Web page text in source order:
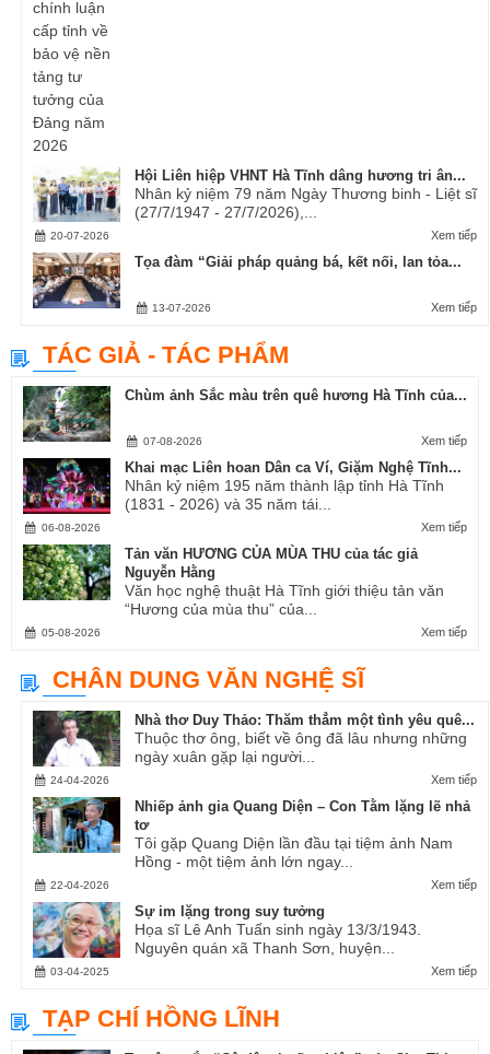
Hội Liên hiệp VHNT Hà Tĩnh dâng hương tri ân...
Nhân kỷ niệm 79 năm Ngày Thương binh - Liệt sĩ
(27/7/1947 - 27/7/2026),...
Xem tiếp
20-07-2026
Tọa đàm “Giải pháp quảng bá, kết nối, lan tỏa...
Xem tiếp
13-07-2026
TÁC GIẢ - TÁC PHẨM
Chùm ảnh Sắc màu trên quê hương Hà Tĩnh của...
Xem tiếp
07-08-2026
Khai mạc Liên hoan Dân ca Ví, Giặm Nghệ Tĩnh...
Nhân kỷ niệm 195 năm thành lập tỉnh Hà Tĩnh
(1831 - 2026) và 35 năm tái...
Xem tiếp
06-08-2026
Tản văn HƯƠNG CỦA MÙA THU của tác giả
Nguyễn Hằng
Văn học nghệ thuật Hà Tĩnh giới thiệu tản văn
“Hương của mùa thu” của...
Xem tiếp
05-08-2026
CHÂN DUNG VĂN NGHỆ SĨ
Nhà thơ Duy Thảo: Thăm thẳm một tình yêu quê...
Thuộc thơ ông, biết về ông đã lâu nhưng những
ngày xuân gặp lại người...
Xem tiếp
24-04-2026
Nhiếp ảnh gia Quang Diện – Con Tằm lặng lẽ nhả
tơ
Tôi gặp Quang Diện lần đầu tại tiệm ảnh Nam
Hồng - một tiệm ảnh lớn ngay...
Xem tiếp
22-04-2026
Sự im lặng trong suy tưởng
Họa sĩ Lê Anh Tuấn sinh ngày 13/3/1943.
Nguyên quán xã Thanh Sơn, huyện...
Xem tiếp
03-04-2025
TẠP CHÍ HỒNG LĨNH